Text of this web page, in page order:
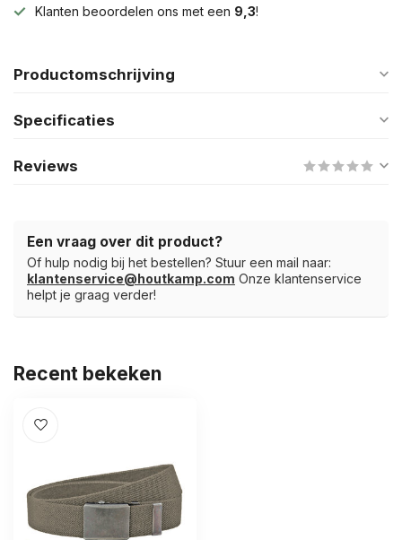
Klanten beoordelen ons met een 9,3!
Productomschrijving
Specificaties
Reviews
Een vraag over dit product?
Of hulp nodig bij het bestellen? Stuur een mail naar:
klantenservice@houtkamp.com Onze klantenservice
helpt je graag verder!
Recent bekeken